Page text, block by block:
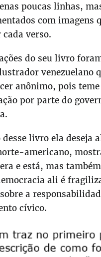
poucas linhas,
com imagens
verso.
do seu livro
venezuelano
anônimo, pois
por parte do
desse livro ela deseja
americano,
e está, mas
ali é
a
cívico.